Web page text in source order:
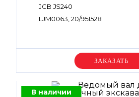
JCB JS240
LJM0063, 20/951528
Уточняйте цену
В наличии